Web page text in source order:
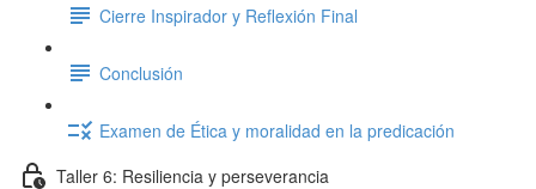
Cierre Inspirador y Reflexión Final
Conclusión
Examen de Ética y moralidad en la predicación
Taller 6: Resiliencia y perseverancia